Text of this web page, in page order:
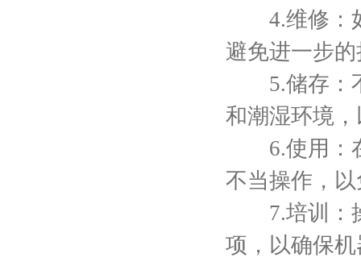
4.维修：如
避免进一步
5.储存：不
和潮湿环境
6.使用：在
不当操作，
7.培训：操
项，以确保